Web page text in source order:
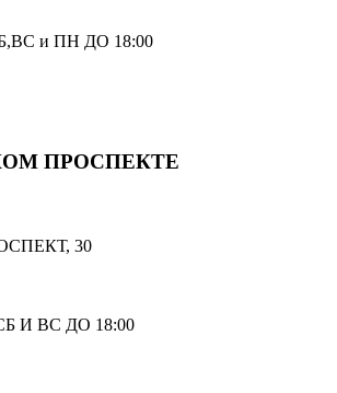
и ПН ДО 18:00
ПРОСПЕКТЕ
30
И ВС ДО 18:00